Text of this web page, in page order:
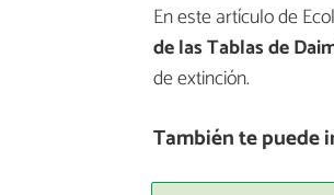
En este artículo de
de las Tablas de
de extinción.
También te puede